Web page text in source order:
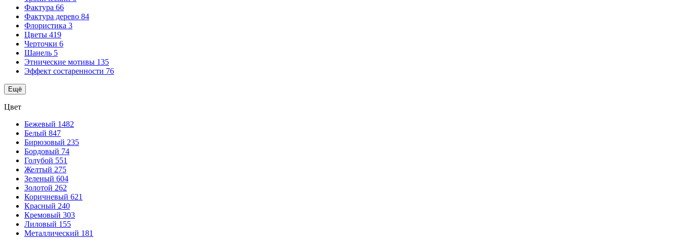
Фактура 66
Фактура дерево 84
Флористика 3
Цветы 419
Черточки 6
Шанель 5
Этнические мотивы 135
Эффект состаренности 76
Ещё
Цвет
Бежевый 1482
Белый 847
Бирюзовый 235
Бордовый 74
Голубой 551
Желтый 275
Зеленый 604
Золотой 262
Коричневый 621
Красный 240
Кремовый 303
Лиловый 155
Металлический 181